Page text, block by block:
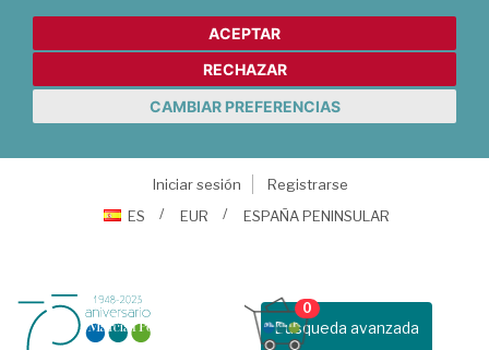
ACEPTAR
RECHAZAR
CAMBIAR PREFERENCIAS
Iniciar sesión
Registrarse
ES
EUR ESPAÑA PENINSULAR
Busqueda avanzada
0